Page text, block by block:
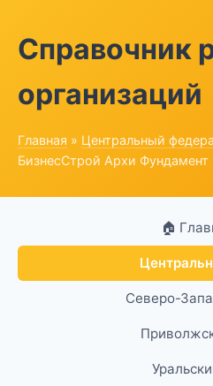
Справочник
организаций
Главная » Центральный
БизнесСтрой Архи Фундамент
🏠
Северо-